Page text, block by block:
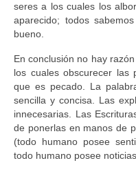
seres a los cuales los
aparecido; todos
bueno.
En conclusión no hay
los cuales obscurecer las
que es pecado. La
sencilla y concisa. Las
innecesarias. Las
de ponerlas en manos de
(todo humano posee
todo humano posee